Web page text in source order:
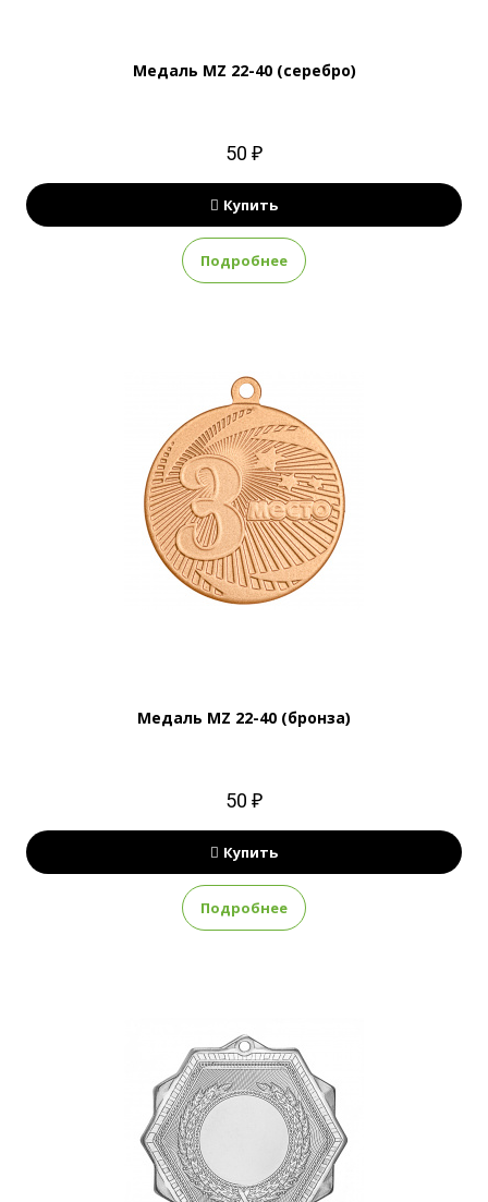
Медаль MZ 22-40 (серебро)
50 ₽
Купить
Подробнее
Медаль MZ 22-40 (бронза)
50 ₽
Купить
Подробнее